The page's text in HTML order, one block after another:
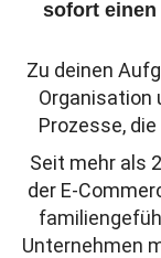
sofort einen
Zu deinen
Organisation
Prozesse,
Seit mehr als
der E-
Unternehmen